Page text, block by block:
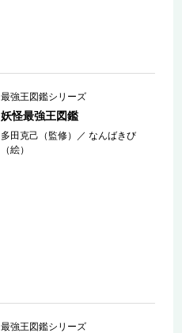
最強王図鑑シリーズ
妖怪最強王図鑑
多田克己（監修） ／なんばきび
（絵）
最強王図鑑シリーズ